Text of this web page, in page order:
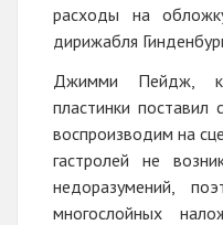
расходы на
дирижабля
Джимми Пейдж,
пластинки
воспроизводим на
гастролей не
недоразумений,
многослойных